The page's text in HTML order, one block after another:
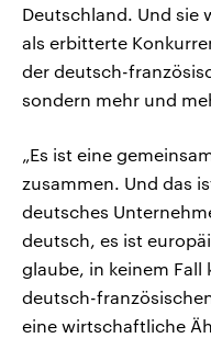
Deutschland. Und sie
als erbitterte
der deutsch-
sondern mehr und
„Es ist eine
zusammen. Und das
deutsches
deutsch, es ist
glaube, in keinem Fall
deutsch-
eine wirtschaftliche